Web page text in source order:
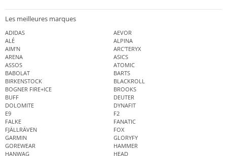
Les meilleures marques
ADIDAS
AEVOR
ALÉ
ALPINA
AIM'N
ARC'TERYX
ARENA
ASICS
ASSOS
ATOMIC
BABOLAT
BARTS
BIRKENSTOCK
BLACKROLL
BOGNER FIRE+ICE
BROOKS
BUFF
DEUTER
DOLOMITE
DYNAFIT
E9
F2
FALKE
FANATIC
FJÄLLRÄVEN
FOX
GARMIN
GLORYFY
GOREWEAR
HAMMER
HANWAG
HEAD